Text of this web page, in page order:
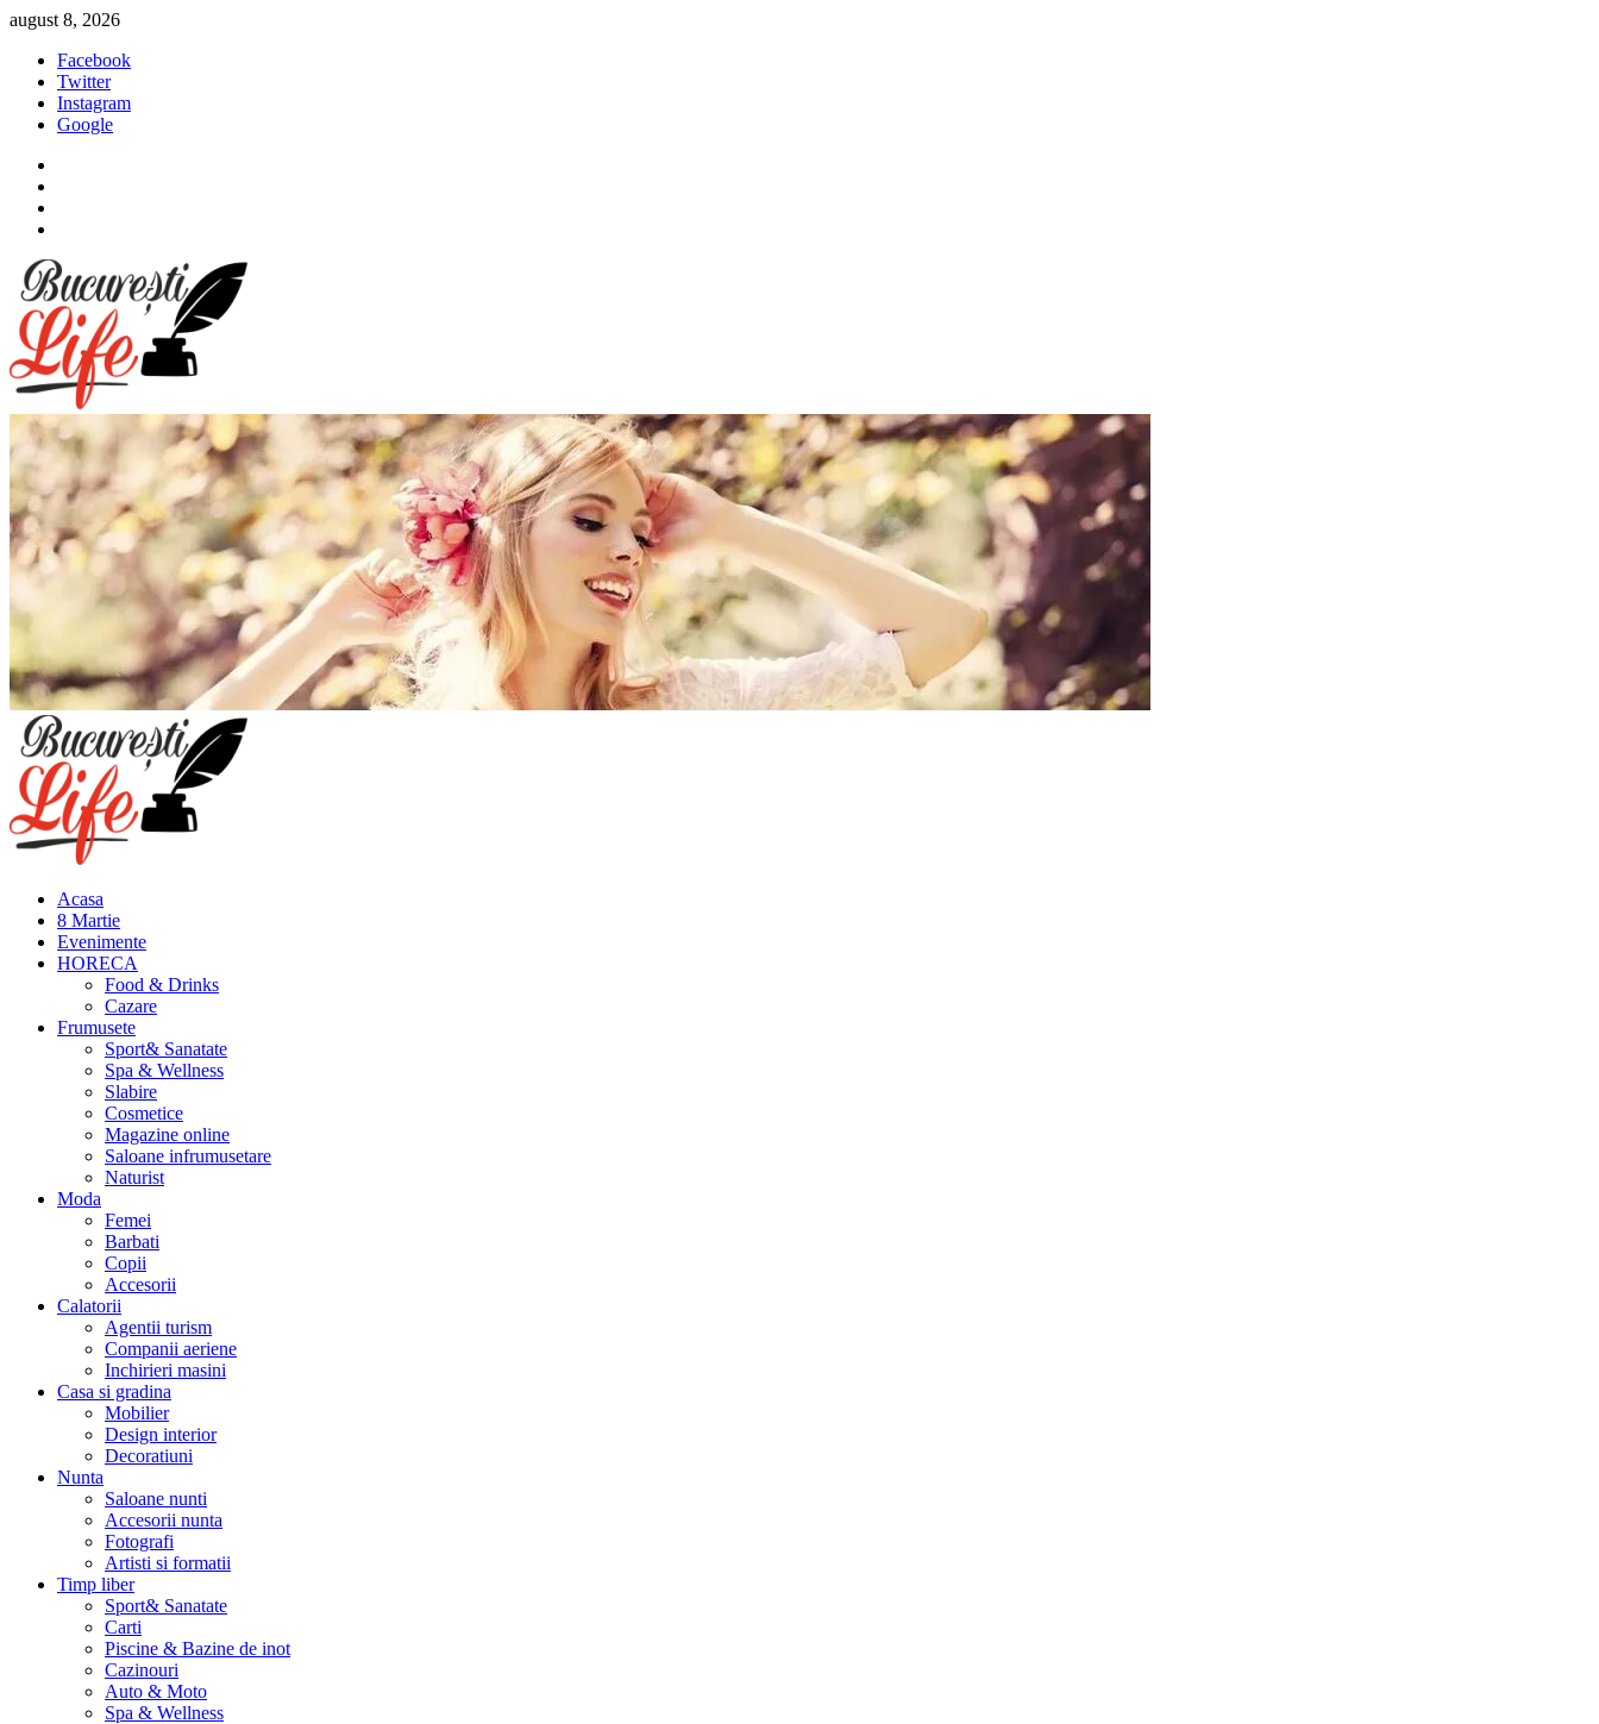
Sari
conținut
august 8, 2026
Facebook
Twitter
Instagram
Google
Meniu
principal
Acasa
8 Martie
Evenimente
HORECA
Food & Drinks
Cazare
Frumusete
Sport& Sanatate
Spa & Wellness
Slabire
Cosmetice
Magazine online
Saloane infrumusetare
Naturist
Moda
Femei
Barbati
Copii
Accesorii
Calatorii
Agentii turism
Companii aeriene
Inchirieri masini
Casa si gradina
Mobilier
Design interior
Decoratiuni
Nunta
Saloane nunti
Accesorii nunta
Fotografi
Artisti si formatii
Timp liber
Sport& Sanatate
Carti
Piscine & Bazine de inot
Cazinouri
Auto & Moto
Spa & Wellness